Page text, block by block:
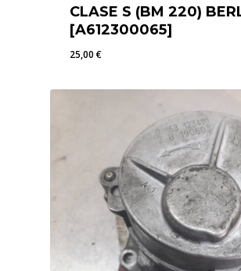
CLASE S (BM 220)
[A612300065]
25,00€